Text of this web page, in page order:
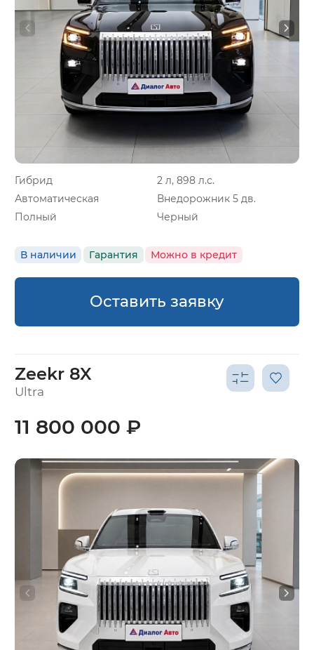
Гибрид
2 л, 898 л.с.
Автоматическая
Внедорожник 5 дв.
Полный
Черный
В наличии Гарантия Можно в кредит
Оставить заявку
Zeekr 8X
Ultra
11 800 000 ₽